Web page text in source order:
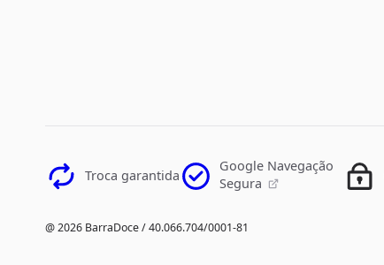
Troca garantida
Google Navegação
Segura
@ 2026 BarraDoce / 40.066.704/0001-81